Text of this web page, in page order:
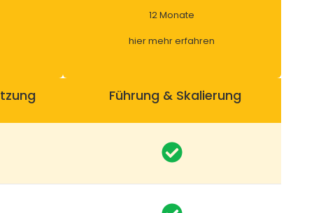
12 Monate
hier mehr erfahren
€6.900
Investment statt
Jetzt Buchen
Führung & Skalierung